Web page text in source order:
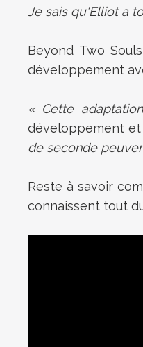
Je sais qu'Elliot a
Beyond Two
développement
« Cette
développement
de seconde
Reste à savoir
connaissent tout